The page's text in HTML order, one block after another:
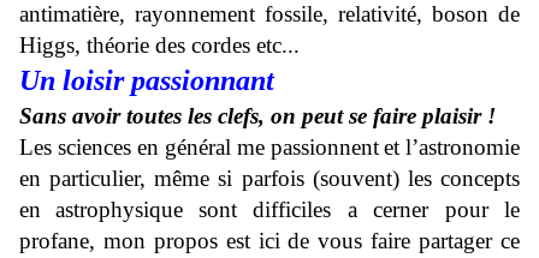
antimatière, rayonnement fossile, relativité, boson de
Higgs, théorie des cordes etc...
Un loisir passionnant
Sans avoir toutes les clefs, on peut se faire plaisir !
Les sciences en général me passionnent et l’astronomie
en particulier, même si parfois (souvent) les concepts
en
astrophysique
sont difficiles a cerner pour le
profane, mon propos est ici de vous faire partager ce